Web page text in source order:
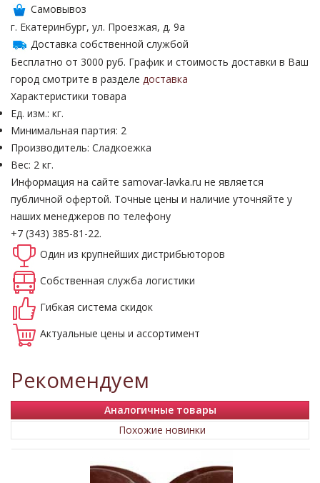
Самовывоз
г. Екатеринбург, ул. Проезжая, д. 9а
Доставка собственной службой
Бесплатно от 3000 руб. График и стоимость доставки в Ваш
город смотрите в разделе доставка
Характеристики товара
Ед. изм.: кг.
Минимальная партия: 2
Производитель: Сладкоежка
Вес: 2 кг.
Информация на сайте samovar-lavka.ru не является
публичной офертой. Точные цены и наличие уточняйте у
наших менеджеров по телефону
+7 (343) 385-81-22.
Один из крупнейших дистрибьюторов
Собственная служба логистики
Гибкая система скидок
Актуальные цены и ассортимент
Рекомендуем
Аналогичные товары
Похожие новинки